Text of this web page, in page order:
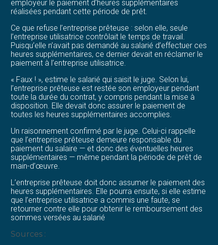
employeur le paiement d’heures supplémentaires
réalisées pendant cette période de prêt.
Ce que refuse l’entreprise prêteuse : selon elle, seule
l’entreprise utilisatrice contrôlait le temps de travail.
Puisqu’elle n’avait pas demandé au salarié d’effectuer ces
heures supplémentaires, ce dernier devait en réclamer le
paiement à l’entreprise utilisatrice.
« Faux ! », estime le salarié qui saisit le juge. Selon lui,
l’entreprise prêteuse est restée son employeur pendant
toute la durée du contrat, y compris pendant la mise à
disposition. Elle devait donc assurer le paiement de
toutes les heures supplémentaires accomplies.
Un raisonnement confirmé par le juge. Celui-ci rappelle
que l’entreprise prêteuse demeure responsable du
paiement du salaire — et donc des éventuelles heures
supplémentaires — même pendant la période de prêt de
main-d’œuvre.
L’entreprise prêteuse doit donc assumer le paiement des
heures supplémentaires. Elle pourra ensuite, si elle estime
que l’entreprise utilisatrice a commis une faute, se
retourner contre elle pour obtenir le remboursement des
sommes versées au salarié
Sources :